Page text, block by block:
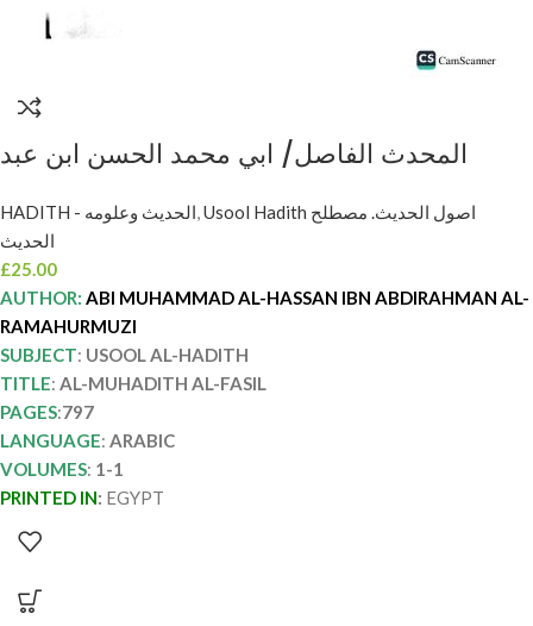
المحدث الفاصل/ ابي محمد الحسن ابن عبد
HADITH - الحديث وعلومه,Usool Hadith اصول الحديث. مصطلح
الحديث
£25.00
AUTHOR: ABI MUHAMMAD AL-HASSAN IBN ABDIRAHMAN AL-
RAMAHURMUZI
SUBJECT: USOOL AL-HADITH
TITLE: AL-MUHADITH AL-FASIL
PAGES:797
LANGUAGE: ARABIC
VOLUMES: 1-1
PRINTED IN: EGYPT